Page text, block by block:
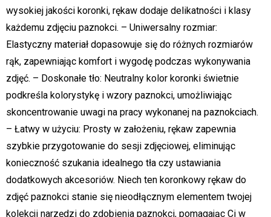
wysokiej jakości koronki, rękaw dodaje delikatności i klasy
każdemu zdjęciu paznokci. – Uniwersalny rozmiar:
Elastyczny materiał dopasowuje się do różnych rozmiarów
rąk, zapewniając komfort i wygodę podczas wykonywania
zdjęć. – Doskonałe tło: Neutralny kolor koronki świetnie
podkreśla kolorystykę i wzory paznokci, umożliwiając
skoncentrowanie uwagi na pracy wykonanej na paznokciach.
– Łatwy w użyciu: Prosty w założeniu, rękaw zapewnia
szybkie przygotowanie do sesji zdjęciowej, eliminując
konieczność szukania idealnego tła czy ustawiania
dodatkowych akcesoriów. Niech ten koronkowy rękaw do
zdjęć paznokci stanie się nieodłącznym elementem twojej
kolekcji narzędzi do zdobienia paznokci, pomagając Ci w